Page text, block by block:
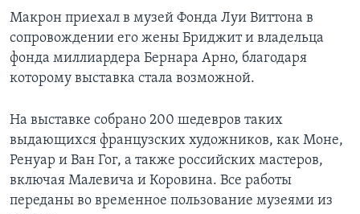
Макрон приехал в музей Фонда Луи Виттона в
сопровождении его жены Бриджит и владельца
фонда миллиардера Бернара Арно, благодаря
которому выставка стала возможной.
На выставке собрано 200 шедевров таких
выдающихся французских художников, как Моне,
Ренуар и Ван Гог, а также российских мастеров,
включая Малевича и Коровина. Все работы
переданы во временное пользование музеями из